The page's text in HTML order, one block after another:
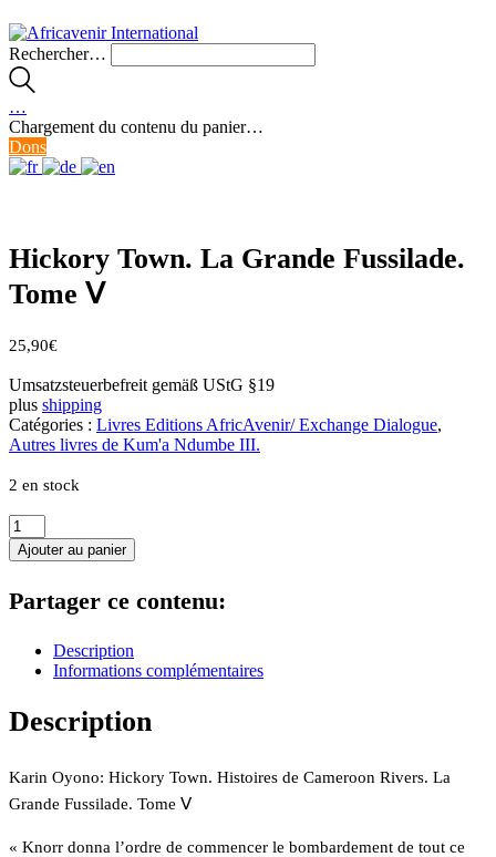
Rechercher…
…
Chargement du contenu du panier…
Dons
Hickory Town. La Grande Fussilade.
Tome Ⅴ
25,90€
Umsatzsteuerbefreit gemäß UStG §19
plus shipping
Catégories : Livres Editions AfricAvenir/ Exchange Dialogue,
Autres livres de Kum'a Ndumbe III.
2 en stock
quantité
de
Hickory
La
Fussilade.
Ajouter au panier
Partager ce contenu:
Description
Informations complémentaires
Description
Karin Oyono: Hickory Town. Histoires de Cameroon Rivers. La
Grande Fussilade. Tome Ⅴ
« Knorr donna l’ordre de commencer le bombardement de tout ce